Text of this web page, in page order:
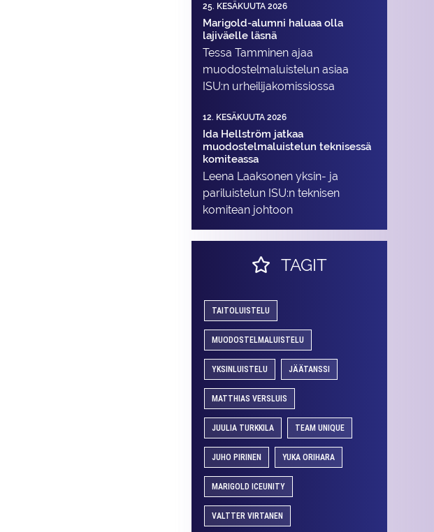
25. KESÄKUUTA 2026
Marigold-alumni haluaa olla
lajiväelle läsnä
Tessa Tamminen ajaa
muodostelma­luistelun asiaa
ISU:n urheilija­komissiossa
12. KESÄKUUTA 2026
Ida Hellström jatkaa
muodostelmaluistelun teknisessä
komiteassa
Leena Laaksonen yksin- ja
pariluistelun ISU:n teknisen
komitean johtoon
TAGIT
TAITOLUISTELU
MUODOSTELMALUISTELU
YKSINLUISTELU JÄÄTANSSI
MATTHIAS VERSLUIS
JUULIA TURKKILA TEAM UNIQUE
JUHO PIRINEN YUKA ORIHARA
MARIGOLD ICEUNITY
VALTTER VIRTANEN